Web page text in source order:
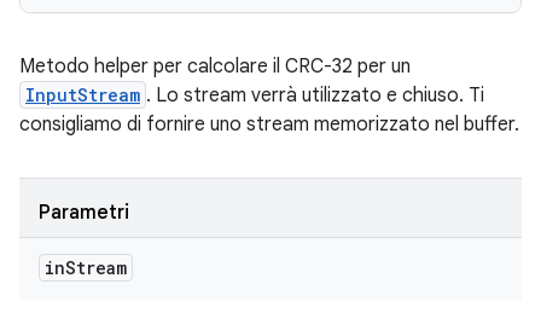
Metodo helper per calcolare il CRC-32 per un
InputStream . Lo stream verrà utilizzato e chiuso. Ti
consigliamo di fornire uno stream memorizzato nel buffer.
Parametri
inStream